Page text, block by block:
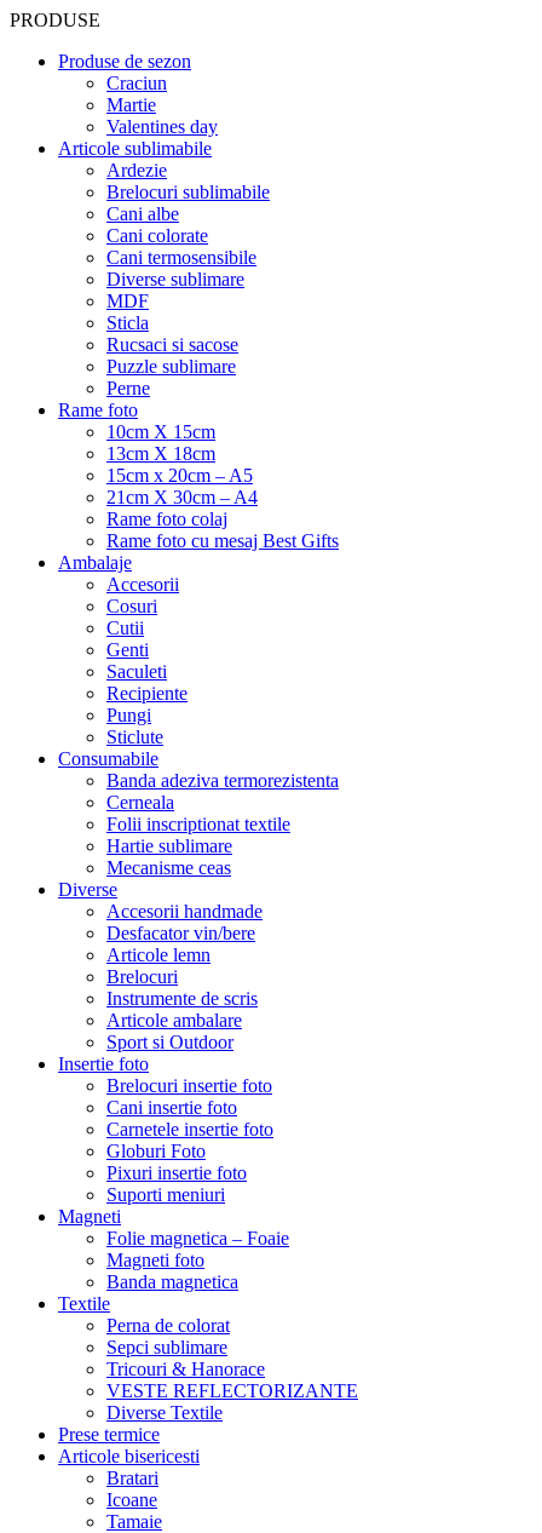
PRODUSE
Produse de sezon
Craciun
Martie
Valentines day
Articole sublimabile
Ardezie
Brelocuri sublimabile
Cani albe
Cani colorate
Cani termosensibile
Diverse sublimare
MDF
Sticla
Rucsaci si sacose
Puzzle sublimare
Perne
Rame foto
10cm X 15cm
13cm X 18cm
15cm x 20cm – A5
21cm X 30cm – A4
Rame foto colaj
Rame foto cu mesaj Best Gifts
Ambalaje
Accesorii
Cosuri
Cutii
Genti
Saculeti
Recipiente
Pungi
Sticlute
Consumabile
Banda adeziva termorezistenta
Cerneala
Folii inscriptionat textile
Hartie sublimare
Mecanisme ceas
Diverse
Accesorii handmade
Desfacator vin/bere
Articole lemn
Brelocuri
Instrumente de scris
Articole ambalare
Sport si Outdoor
Insertie foto
Brelocuri insertie foto
Cani insertie foto
Carnetele insertie foto
Globuri Foto
Pixuri insertie foto
Suporti meniuri
Magneti
Folie magnetica – Foaie
Magneti foto
Banda magnetica
Textile
Perna de colorat
Sepci sublimare
Tricouri & Hanorace
VESTE REFLECTORIZANTE
Diverse Textile
Prese termice
Articole bisericesti
Bratari
Icoane
Tamaie